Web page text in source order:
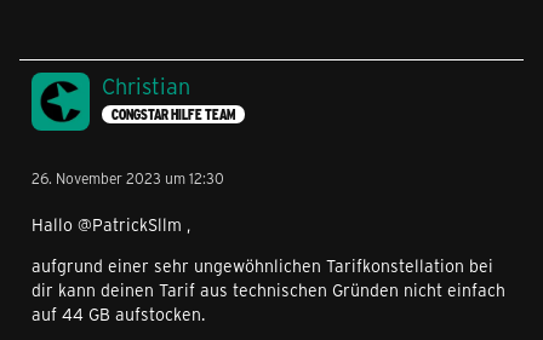
Christian
CONGSTAR HILFE TEAM
26. November 2023 um 12:30
Hallo @PatrickSllm ,
aufgrund einer sehr ungewöhnlichen Tarifkonstellation bei
dir kann deinen Tarif aus technischen Gründen nicht einfach
auf 44 GB aufstocken.